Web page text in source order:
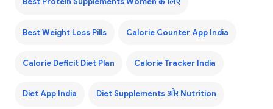
Best Protein Supplements Women के लिए
Best Weight Loss Pills Calorie Counter App India
Calorie Deficit Diet Plan Calorie Tracker India
Diet App India Diet Supplements और Nutrition